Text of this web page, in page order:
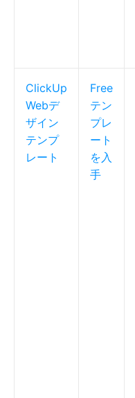
ClickUp
Webデ
ザイン
テンプ
レート
Free
テン
プレ
ート
を入
手